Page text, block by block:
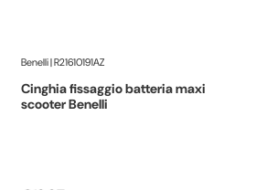
Benelli|R21610191AZ
Cinghia fissaggio batteria maxi
scooter Benelli